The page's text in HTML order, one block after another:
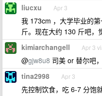
liucxu Apr 3
我 173cm ，大学毕业的
斤。现在大约 130 斤吧，
kimiarchangell Apr 3
@gjw8u8 司美 or 替尔吧
tina2998 Apr 3
先控制饮食，吃 6-7 分饱